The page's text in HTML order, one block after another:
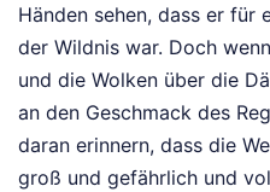
Händen sehen, dass er für
der Wildnis war. Doch
und die Wolken über die
an den Geschmack des
daran erinnern, dass die
groß und gefährlich und